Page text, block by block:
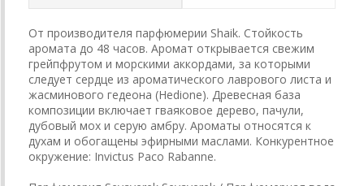
От производителя парфюмерии Shaik. Стойкость
аромата до 48 часов. Аромат открывается свежим
грейпфрутом и морскими аккордами, за которыми
следует сердце из ароматического лаврового листа и
жасминового гедеона (Hedione). Древесная база
композиции включает гваяковое дерево, пачули,
дубовый мох и серую амбру. Ароматы относятся к
духам и обогащены эфирными маслами. Конкурентное
окружение: Invictus Paco Rabanne.